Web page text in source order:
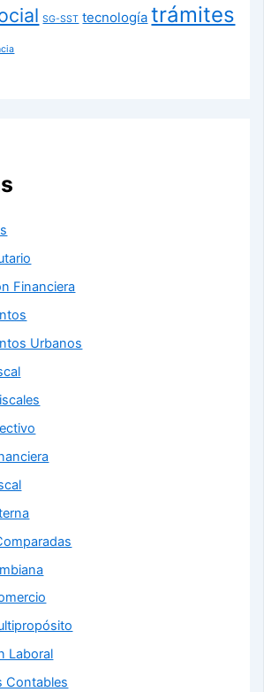
SG-SST tecnología trámites
Financiera
Urbanos
Laboral
Contables